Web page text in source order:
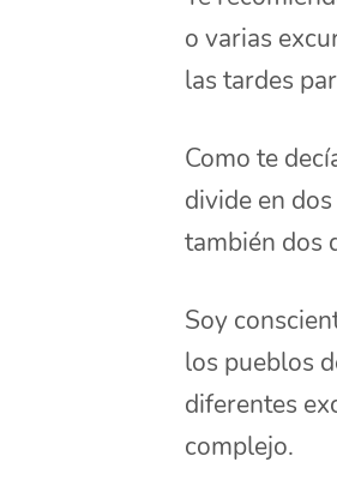
o varias
las tardes
Como te
divide en
también dos
Soy
los pueblos
diferentes
complejo.